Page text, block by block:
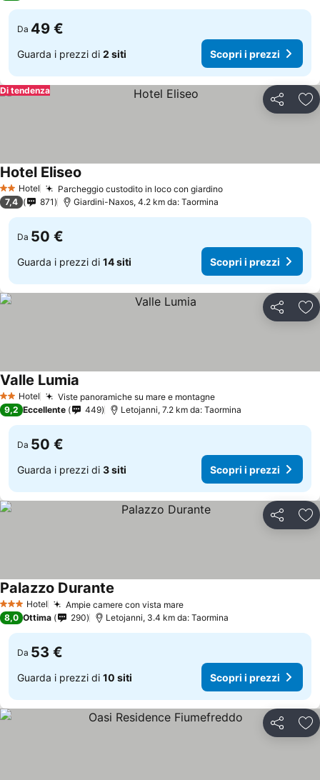
Da 49 €
Guarda i prezzi di 2 siti Scopri i prezzi
Condividi
Di tendenza
2 StelleHotel Parcheggio custodito in loco con giardino
Hotel Eliseo
7,4 871 Giardini-Naxos, 4.2 km da: Taormina
Da 50 €
Guarda i prezzi di 14 siti Scopri i prezzi
Condividi
2 StelleHotel Viste panoramiche su mare e montagne
Valle Lumia
9,2 Eccellente 449 Letojanni, 7.2 km da: Taormina
Da 50 €
Guarda i prezzi di 3 siti Scopri i prezzi
Condividi
3 StelleHotel Ampie camere con vista mare
Palazzo Durante
8,0 Ottima 290 Letojanni, 3.4 km da: Taormina
Da 53 €
Guarda i prezzi di 10 siti Scopri i prezzi
Condividi